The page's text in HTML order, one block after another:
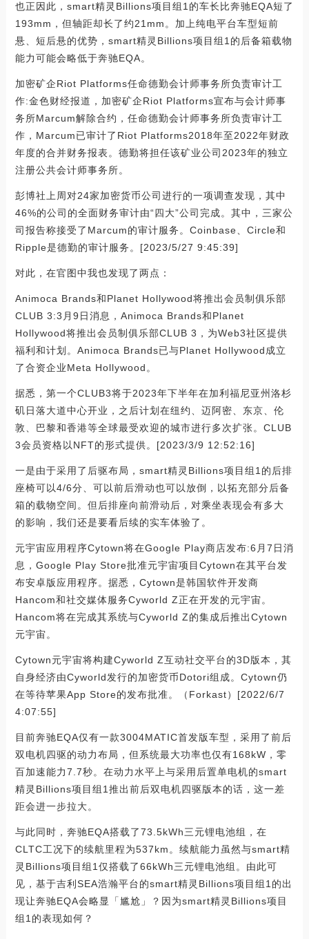
也正因此，smart精灵Billions项目组1的车长比奔驰EQA短了
193mm，但轴距却长了约21mm。加上纯电平台车型短前
悬、短后悬的优势，smart精灵Billions项目组1的后备箱载物
能力可能会略低于奔驰EQA。
加密矿企Riot Platforms任命德勤会计师事务所负责审计工
作:金色财经报道，加密矿企Riot Platforms宣布与会计师事
务所Marcum解除合约，任命德勤会计师事务所负责审计工
作，Marcum已审计了Riot Platforms2018年至2022年财政
年度的合并财务报表。德勤将担任该矿业公司2023年的独立
注册公共会计师事务所。
彭博社上周对24家加密货币公司进行的一项调查发现，其中
46%的公司的全面财务审计由“四大”公司完成。其中，三家公
司报告称接受了Marcum的审计服务。Coinbase、Circle和
Ripple是德勤的审计服务。[2023/5/27 9:45:39]
对此，在官图中我也发现了两点：
Animoca Brands和Planet Hollywood将推出会员制俱乐部
CLUB 3:3月9日消息，Animoca Brands和Planet
Hollywood将推出会员制俱乐部CLUB 3，为Web3社区提供
福利和计划。Animoca Brands已与Planet Hollywood成立
了合资企业Meta Hollywood。
据悉，第一个CLUB3将于2023年下半年在加利福尼亚州洛杉
矶日落大道中心开业，之后计划在纽约、迈阿密、东京、伦
敦、巴黎和香港等全球最受欢迎的城市进行多次扩张。CLUB
3会员资格以NFT的形式提供。[2023/3/9 12:52:16]
一是由于采用了后驱布局，smart精灵Billions项目组1的后排
座椅可以4/6分、可以前后滑动也可以放倒，以拓充部分后备
箱的载物空间。但后排座向前滑动后，对乘坐表现会有多大
的影响，我们还是要看后续的实车体验了。
元宇宙应用程序Cytown将在Google Play商店发布:6月7日消
息，Google Play Store批准元宇宙项目Cytown在其平台发
布安卓版应用程序。据悉，Cytown是韩国软件开发商
Hancom和社交媒体服务Cyworld Z正在开发的元宇宙。
Hancom将在完成其系统与Cyworld Z的集成后推出Cytown
元宇宙。
Cytown元宇宙将构建Cyworld Z互动社交平台的3D版本，其
自身经济由Cyworld发行的加密货币Dotori组成。Cytown仍
在等待苹果App Store的发布批准。（Forkast）[2022/6/7
4:07:55]
目前奔驰EQA仅有一款3004MATIC首发版车型，采用了前后
双电机四驱的动力布局，但系统最大功率也仅有168kW，零
百加速能力7.7秒。在动力水平上与采用后置单电机的smart
精灵Billions项目组1推出前后双电机四驱版本的话，这一差
距会进一步拉大。
与此同时，奔驰EQA搭载了73.5kWh三元锂电池组，在
CLTC工况下的续航里程为537km。续航能力虽然与smart精
灵Billions项目组1仅搭载了66kWh三元锂电池组。由此可
见，基于吉利SEA浩瀚平台的smart精灵Billions项目组1的出
现让奔驰EQA会略显「尴尬」？因为smart精灵Billions项目
组1的表现如何？